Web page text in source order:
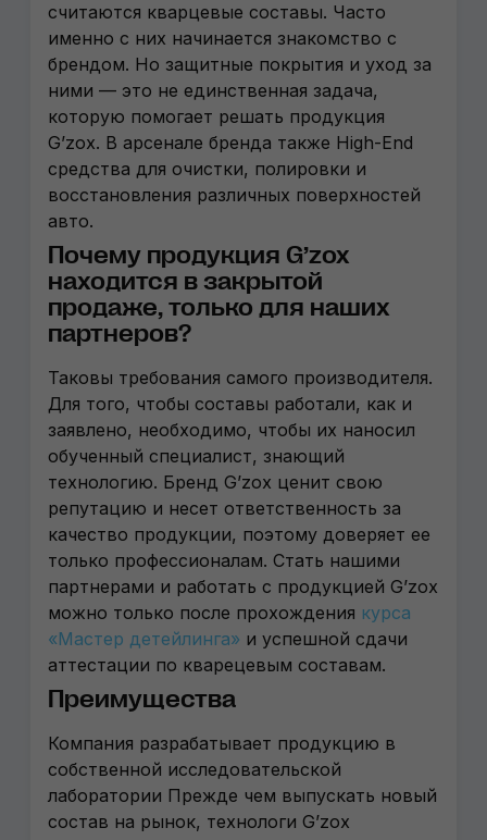
считаются кварцевые составы. Часто
именно с них начинается знакомство с
брендом. Но защитные покрытия и уход за
ними — это не единственная задача,
которую помогает решать продукция
G’zox. В арсенале бренда также High-End
средства для очистки, полировки и
восстановления различных поверхностей
авто.
Почему продукция G’zox
находится в закрытой
продаже, только для наших
партнеров?
Таковы требования самого производителя.
Для того, чтобы составы работали, как и
заявлено, необходимо, чтобы их наносил
обученный специалист, знающий
технологию. Бренд G’zox ценит свою
репутацию и несет ответственность за
качество продукции, поэтому доверяет ее
только профессионалам. Стать нашими
партнерами и работать с продукцией G’zox
можно только после прохождения курса
«Мастер детейлинга» и успешной сдачи
аттестации по кварецевым составам.
Преимущества
Компания разрабатывает продукцию в
собственной исследовательской
лаборатории Прежде чем выпускать новый
состав на рынок, технологи G’zox